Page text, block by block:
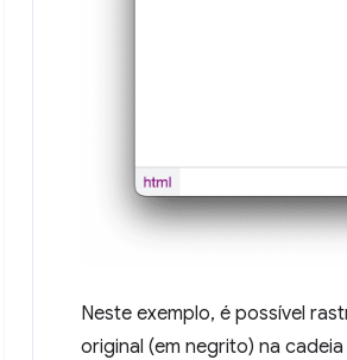
Neste exemplo, é possível
original (em negrito) na